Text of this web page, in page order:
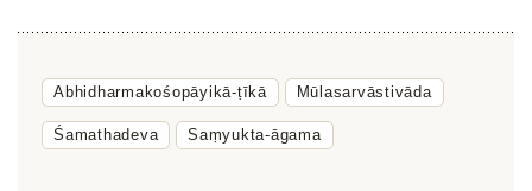
Abhidharmakośopāyikā-ṭīkā Mūlasarvāstivāda
Śamathadeva Saṃyukta-āgama